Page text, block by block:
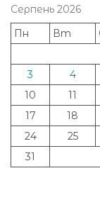
Серпень 2026
Пн
Вт
3
4
10
11
17
18
24
25
31